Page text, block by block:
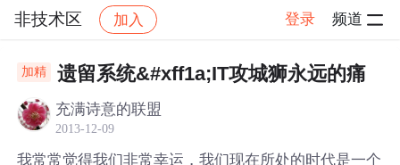
非技术区 加入 登录 频道
社区 非技术区 帖子详情
加精 遗留系统&#xff1a;IT攻城狮永远的痛
充满诗意的联盟
2013-12-09
我常常觉得我们非常幸运，我们现在所处的时代是一个